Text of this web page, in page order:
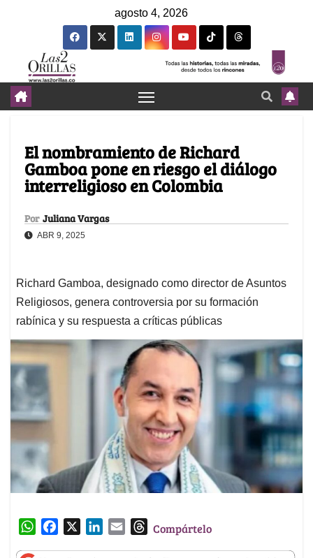
agosto 4, 2026
El nombramiento de Richard
Gamboa pone en riesgo el diálogo
interreligioso en Colombia
Por Juliana Vargas
ABR 9, 2025
Richard Gamboa, designado como director de Asuntos
Religiosos, genera controversia por su formación
rabínica y su respuesta a críticas públicas
W
TCompártelo